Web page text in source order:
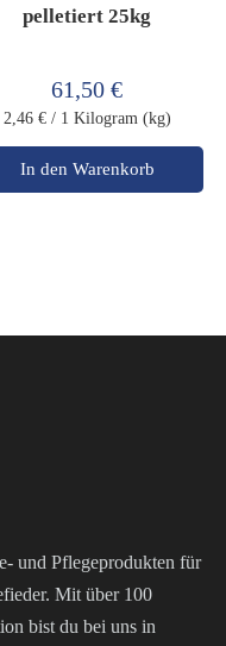
pelletiert 25kg
61,50 €
2,46 € / 1 Kilogram (kg)
In den Warenkorb
und Pflegeprodukten für
Mit über 100
bist du bei uns in